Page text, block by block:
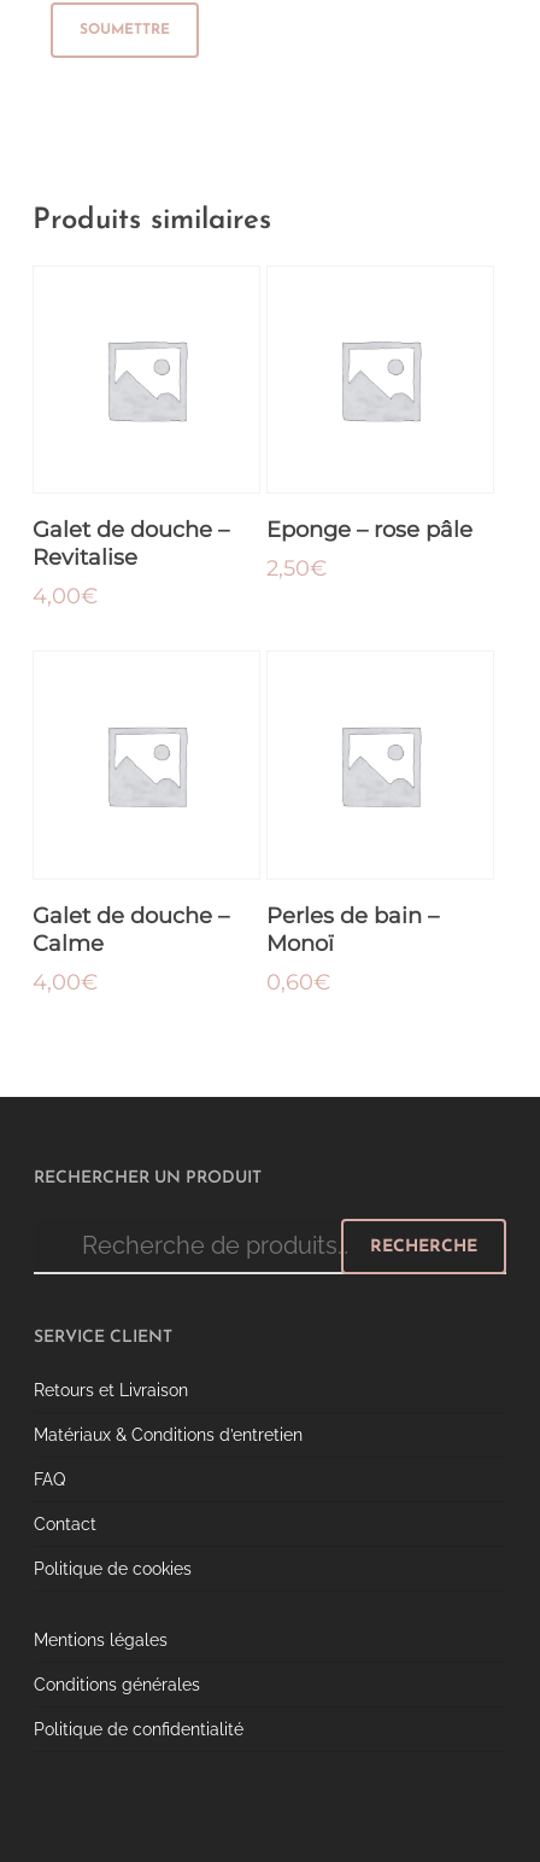
Produits similaires
AJOUTER AU
PANIER
Galet de douche –
Revitalise
4,00€
AJOUTER AU
Eponge – rose pâle
2,50€
AJOUTER AU
Galet de douche –
Calme
4,00€
AJOUTER AU
Perles de bain –
Monoï
0,60€
RECHERCHER UN PRODUIT
RECHERCHE
SERVICE CLIENT
Retours et Livraison
Matériaux & Conditions d’entretien
FAQ
Contact
Politique de cookies
Mentions légales
Conditions générales
Politique de confidentialité